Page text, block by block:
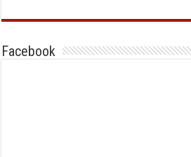
Facebook